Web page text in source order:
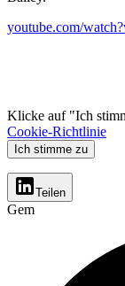
youtube.com/
Klicke auf "Ich
Cookie-Richtlinie
Ich stimme zu
Teilen
Gem